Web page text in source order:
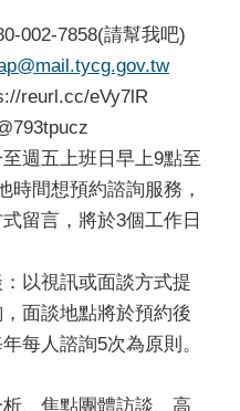
002-7858(請幫我吧)
reurl.cc/eVy7lR
週五上班日早上9點至
時間想預約諮詢服務，
留言，將於3個工作日
以視訊或面談方式提
面談地點將於預約後
每人諮詢5次為原則。
、焦點團體訪談、高